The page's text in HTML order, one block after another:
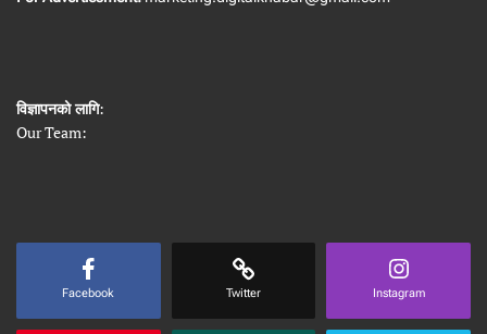
विज्ञापनको लागि:
Our Team:
Facebook Twitter Instagram